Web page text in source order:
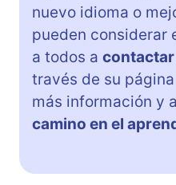
nuevo idioma o
pueden considerar
a todos a contactar
través de su
más información y
camino en el